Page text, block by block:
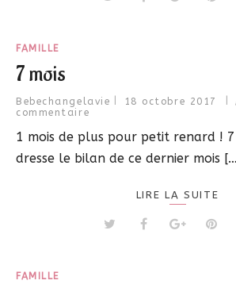
FAMILLE
7 mois
Bebechangelavie 18 octobre 2017
commentaire
1 mois de plus pour petit renard !
dresse le bilan de ce dernier mois
LIRE LA SUITE
FAMILLE